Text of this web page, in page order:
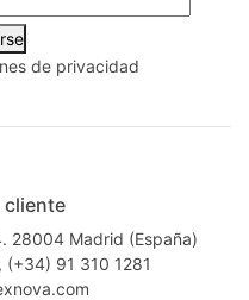
de privacidad
cliente
28004 Madrid (España)
91 310 1281